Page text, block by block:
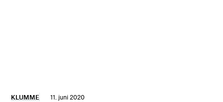
KLUMME 11. juni 2020